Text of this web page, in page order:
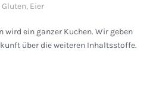
Eier
wird ein ganzer Kuchen. Wir geben
über die weiteren Inhaltsstoffe.